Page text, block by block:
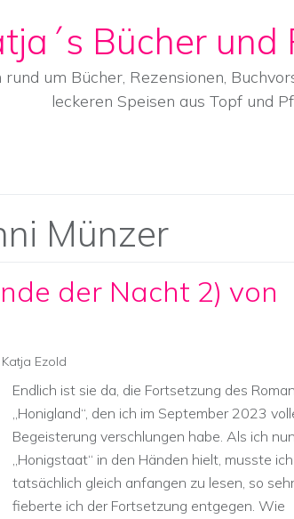
Bücher und
um Bücher, Rezensionen,
leckeren Speisen aus Topf und
Münzer
der Nacht 2) von
Katja Ezold
Endlich ist sie da, die Fortsetzung des
„Honigland“, den ich im September 2023
Begeisterung verschlungen habe. Als ich nun
„Honigstaat“ in den Händen hielt, musste ich
tatsächlich gleich anfangen zu lesen, so sehr
fieberte ich der Fortsetzung entgegen. Wie